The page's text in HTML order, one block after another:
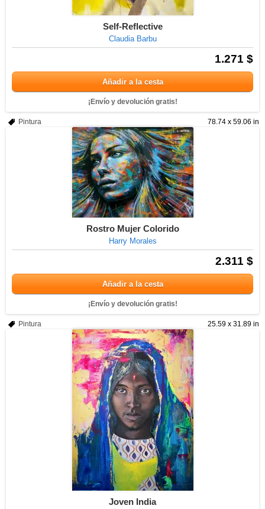
Self-Reflective
Claudia Barbu
1.271 $
Añadir a la cesta
¡Envío y devolución gratis!
78.74 x 59.06 in
Pintura
Rostro Mujer Colorido
Harry Morales
2.311 $
Añadir a la cesta
¡Envío y devolución gratis!
25.59 x 31.89 in
Pintura
Joven India